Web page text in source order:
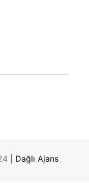
| Dağlı Ajans